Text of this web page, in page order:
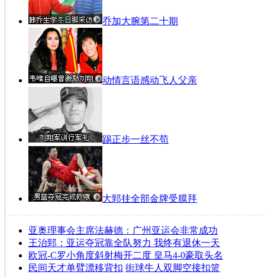
乔加大腕第二十期
动情言语感动飞人父亲
踢正步一丝不苟
大郅挂全部金牌受膜拜
亚奥理事会主席法赫德：广州亚运会非常成功
王治郅：亚运夺冠靠全队努力 我终有退休一天
欧冠-C罗小角度斜射梅开二度 皇马4-0豪取头名
民间天才单臂漂移背扣 街球牛人双脚空接扣篮